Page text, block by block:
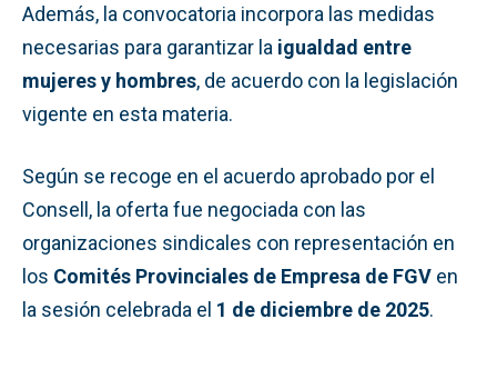
Además, la convocatoria incorpora las medidas
necesarias para garantizar la igualdad entre
mujeres y hombres, de acuerdo con la legislación
vigente en esta materia.
Según se recoge en el acuerdo aprobado por el
Consell, la oferta fue negociada con las
organizaciones sindicales con representación en
los Comités Provinciales de Empresa de FGV en
la sesión celebrada el 1 de diciembre de 2025.